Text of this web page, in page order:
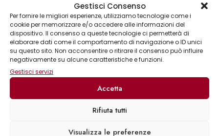
Gestisci Consenso
Per fornire le migliori esperienze, utilizziamo tecnologie come i
cookie per memorizzare e/o accedere alle informazioni del
dispositivo. Il consenso a queste tecnologie ci permetterà di
elaborare dati come il comportamento di navigazione o ID unici
su questo sito. Non acconsentire o ritirare il consenso può influire
negativamente su alcune caratteristiche e funzioni.
Gestisci servizi
Accetta
Rifiuta tutti
Visualizza le preferenze
Collane
Annuari & Guide
Astronomia & dintorni
Bear Grylls adventures
Biblioteca delle arti
Biblioteca gastronomica
Cinema e miti
Dialoghi